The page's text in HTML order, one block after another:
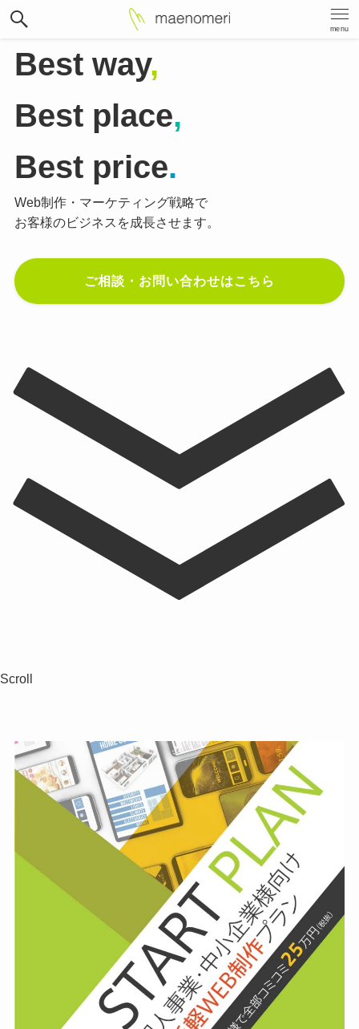
menu
Best way,
Best place,
Best price.
Web制作・マーケティング戦略で
お客様のビジネスを成長させます。
ご相談・お問い合わせはこちら
Scroll